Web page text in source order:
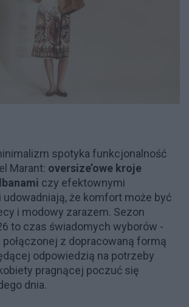
spotyka funkcjonalność
Marant: oversize’owe kroje
czy efektownymi
że komfort może być
i modowy zarazem. Sezon
to czas świadomych wyborów -
z dopracowaną formą
odpowiedzią na potrzeby
pragnącej poczuć się
dnia.